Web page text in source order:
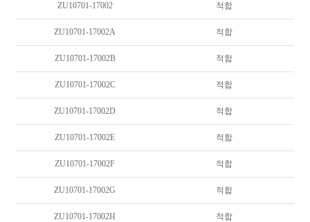
ZU10701-17002 적합
ZU10701-17002A 적합
ZU10701-17002B 적합
ZU10701-17002C 적합
ZU10701-17002D 적합
ZU10701-17002E 적합
ZU10701-17002F 적합
ZU10701-17002G 적합
ZU10701-17002H 적합